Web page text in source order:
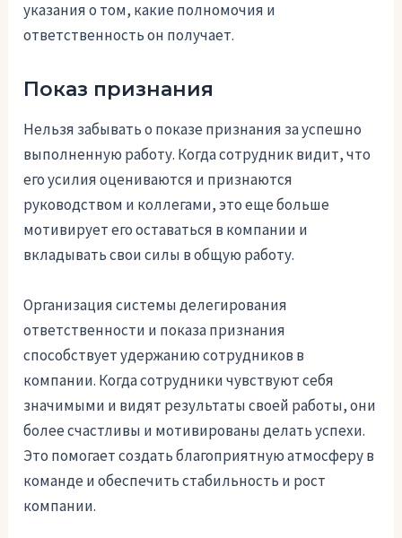
указания о том, какие полномочия и
ответственность он получает.
Показ признания
Нельзя забывать о показе признания за успешно
выполненную работу. Когда сотрудник видит, что
его усилия оцениваются и признаются
руководством и коллегами, это еще больше
мотивирует его оставаться в компании и
вкладывать свои силы в общую работу.
Организация системы делегирования
ответственности и показа признания
способствует удержанию сотрудников в
компании. Когда сотрудники чувствуют себя
значимыми и видят результаты своей работы, они
более счастливы и мотивированы делать успехи.
Это помогает создать благоприятную атмосферу в
команде и обеспечить стабильность и рост
компании.